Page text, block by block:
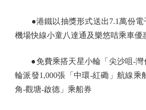
●港鐵以抽獎形式送出7.1萬份電
機場快線小童八達通及樂悠咭乘車優
●免費乘搭天星小輪「尖沙咀-灣
輪派發1,000張「中環-紅磡」航線乘
角-觀塘-啟德」乘船券